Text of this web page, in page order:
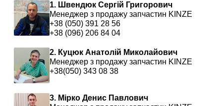
1. Швендюк Сергій Григорович
Менеджер з продажу запчастин KINZE
+38 (050) 391 28 56
+38 (096) 206 84 04
2. Куцюк Анатолій Миколайович
Менеджер з продажу запчастин KINZE
+38(050) 343 08 38
3. Мірко Денис Павлович